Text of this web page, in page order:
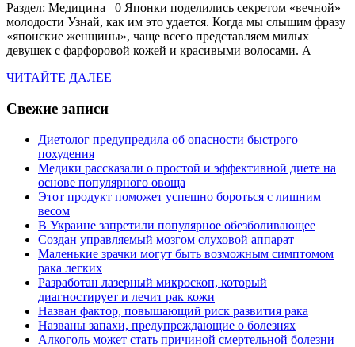
секретом
«вечной»
молодости
Раздел: Медицина 0 Японки поделились секретом «вечной»
молодости Узнай, как им это удается. Когда мы слышим фразу
«японские женщины», чаще всего представляем милых
девушек с фарфоровой кожей и красивыми волосами. А
ЧИТАЙТЕ ДАЛЕЕ
Свежие записи
Диетолог предупредила об опасности быстрого
похудения
Медики рассказали о простой и эффективной диете на
основе популярного овоща
Этот продукт поможет успешно бороться с лишним
весом
В Украине запретили популярное обезболивающее
Создан управляемый мозгом слуховой аппарат
Маленькие зрачки могут быть возможным симптомом
рака легких
Разработан лазерный микроскоп, который
диагностирует и лечит рак кожи
Назван фактор, повышающий риск развития рака
Названы запахи, предупреждающие о болезнях
Алкоголь может стать причиной смертельной болезни